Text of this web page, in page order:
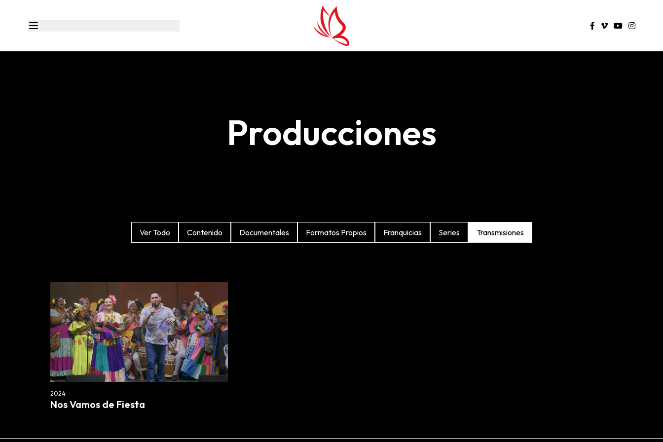
Producciones
Ver Todo Contenido Documentales Formatos Propios Franquicias Series Transmisiones
2024
Nos Vamos de Fiesta